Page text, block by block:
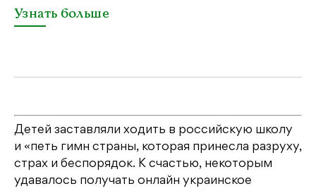
Узнать больше
Детей заставляли ходить в российскую школу
и «петь гимн страны, которая принесла разруху,
страх и беспорядок. К счастью, некоторым
удавалось получать онлайн украинское